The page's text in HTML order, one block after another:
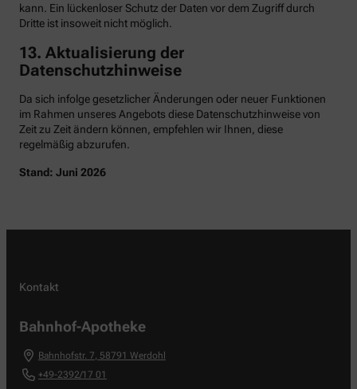
kann. Ein lückenloser Schutz der Daten vor dem Zugriff durch
Dritte ist insoweit nicht möglich.
13. Aktualisierung der
Datenschutzhinweise
Da sich infolge gesetzlicher Änderungen oder neuer Funktionen
im Rahmen unseres Angebots diese Datenschutzhinweise von
Zeit zu Zeit ändern können, empfehlen wir Ihnen, diese
regelmäßig abzurufen.
Stand: Juni 2026
Kontakt
Bahnhof-Apotheke
Bahnhofstr. 7, 58791 Werdohl
+49-2392/17 01